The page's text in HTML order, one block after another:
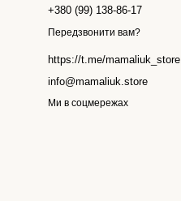
+380 (99) 138-86-17
Передзвонити вам?
https://t.me/mamaliuk_store
info@mamaliuk.store
Ми в соцмережах